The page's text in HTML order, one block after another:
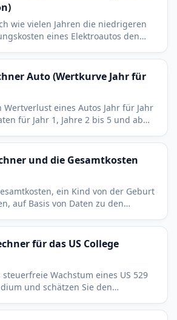
wie vielen Jahren die niedrigeren
eines Elektroautos den
Auto (Wertkurve Jahr für
Wertverlust eines Autos Jahr für Jahr
für Jahr 1, Jahre 2 bis 5 und ab
und die Gesamtkosten
ein Kind von der Geburt
auf Basis von Daten zu den
für das US College
steuerfreie Wachstum eines US 529
und schätzen Sie den